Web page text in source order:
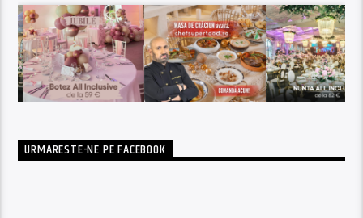
URMARESTE-NE PE FACEBOOK